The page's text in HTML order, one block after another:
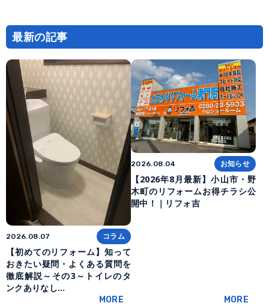
最新の記事
2026.08.07 コラム
【初めてのリフォーム】知って
おきたい疑問・よくある質問を
徹底解説～その3～トイレのタ
ンクありなし…
MORE
2026.08.04 お知らせ
【2026年8月最新】小山市・野
木町のリフォームお得チラシ公
開中！｜リフォ吉
MORE